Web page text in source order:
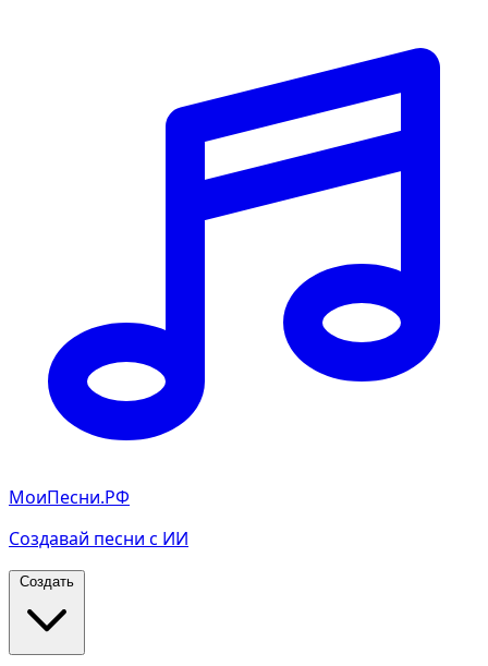
МоиПесни.РФ
Создавай песни с ИИ
Создать